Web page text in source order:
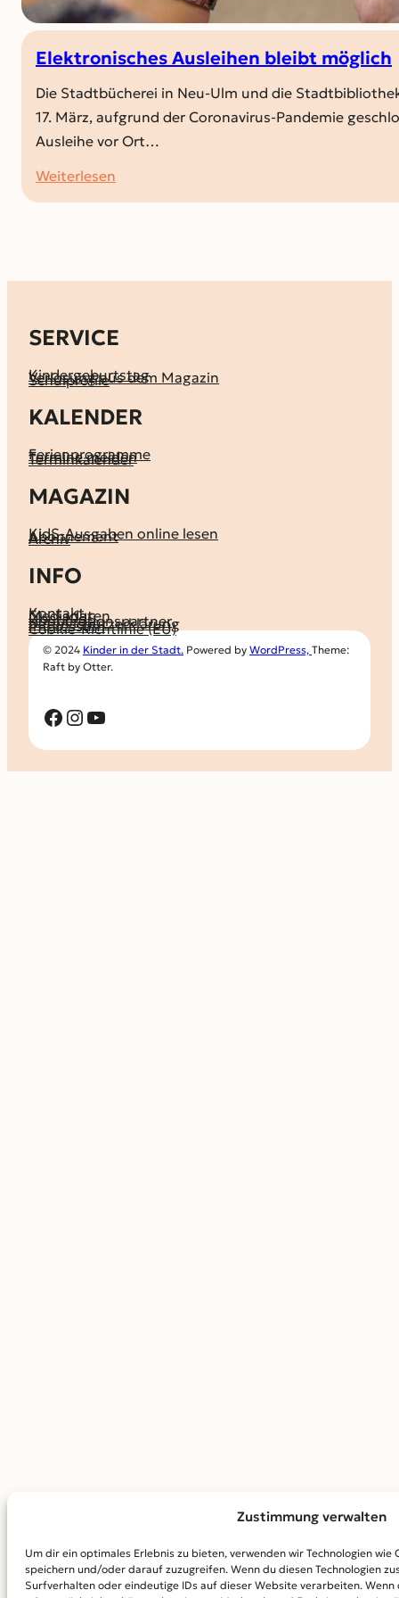
Zustimmung verwalten
Um dir ein optimales Erlebnis zu bieten, verwenden wir Technologien
speichern und/oder darauf zuzugreifen. Wenn du diesen Technologien
Surfverhalten oder eindeutige IDs auf dieser Website verarbeiten.
Elektronisches Ausleihen bleibt möglich
Die Stadtbücherei in Neu-Ulm und die
17. März, aufgrund der Coronavirus-Pandemie
Ausleihe vor Ort…
Weiterlesen
Elektronisches
SERVICE
Kindergeburtstag
Verlosung aus dem Magazin
Schulprofile
KALENDER
Ferienprogramme
Termine melden
Terminkalender
MAGAZIN
KidS-Ausgaben online lesen
Abonnement
Archiv
INFO
Kontakt
Mediadaten
Über KidS
Kooperationspartner
Datenschutz­erklärung
Impressum
Cookie-Richtlinie (EU)
© 2024 Kinder in der Stadt. Powered by WordPress, Theme:
Raft by Otter.
Facebook
Instagram
YouTube